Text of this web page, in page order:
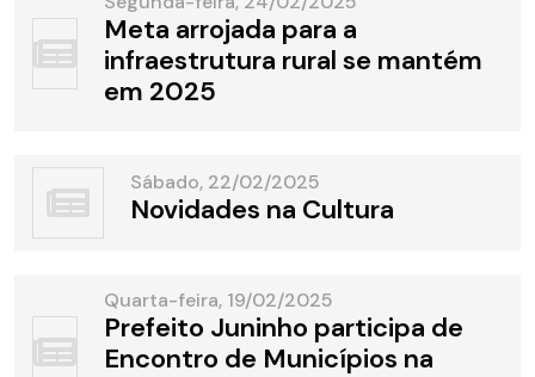
Meta arrojada para a
infraestrutura rural se mantém
em 2025
Sábado, 22/02/2025
Novidades na Cultura
Quarta-feira, 19/02/2025
Prefeito Juninho participa de
Encontro de Municípios na